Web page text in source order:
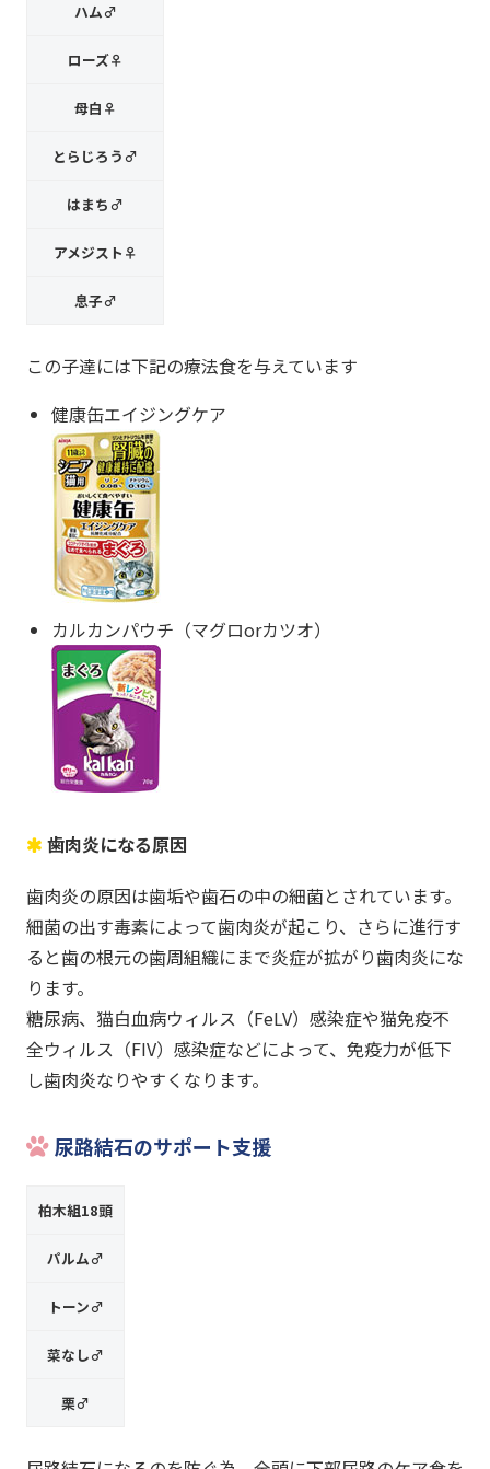
ハム♂
ローズ♀
母白♀
とらじろう♂
はまち♂
アメジスト♀
息子♂
この子達には下記の療法食を与えています
健康缶エイジングケア
カルカンパウチ（マグロorカツオ）
歯肉炎になる原因
歯肉炎の原因は歯垢や歯石の中の細菌とされています。
細菌の出す毒素によって歯肉炎が起こり、さらに進行す
ると歯の根元の歯周組織にまで炎症が拡がり歯肉炎にな
ります。
糖尿病、猫白血病ウィルス（FeLV）感染症や猫免疫不
全ウィルス（FIV）感染症などによって、免疫力が低下
し歯肉炎なりやすくなります。
尿路結石のサポート支援
柏木組18頭
パルム♂
トーン♂
菜なし♂
栗♂